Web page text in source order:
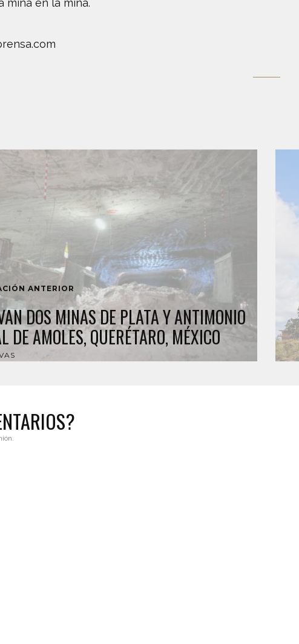
mina en la mina.
ANTERIOR
DOS MINAS DE PLATA Y ANTIMONIO
DE AMOLES, QUERÉTARO, MÉXICO